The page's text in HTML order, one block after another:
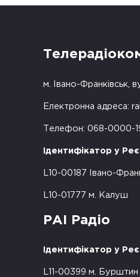
м. Івано-Франківськ,
Електронна адреса:
Телефон: 068-0000-
Ідентифікатор у
L10-00187 Івано-
L10-01777 м. Калуш
РАІ Радіо
Ідентифікатор у
L11-00399 м. Бурштин